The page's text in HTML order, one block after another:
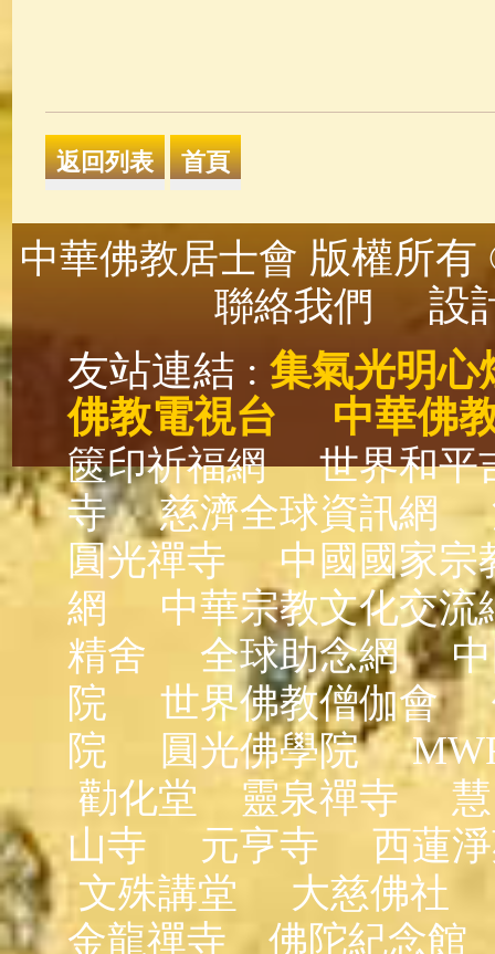
中華佛教居士會 版權所
聯絡我們
設
友站連結 : 集氣光明心
佛教電視台
中華佛
篋印祈福網
世界和平
寺
慈濟全球資訊網
圓光禪寺
中國國家宗
網
中華宗教文化交流
精舍
全球助念網
院
世界佛教僧伽會
院
圓光佛學院
勸化堂
靈泉禪寺
山寺
元亨寺
西蓮
文殊講堂
大慈佛社
金龍禪寺
佛陀紀念館